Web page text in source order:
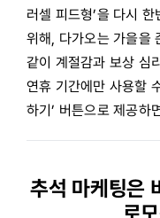
러셀 피드형’을 다시
위해, 다가오는 가을을
같이 계절감과 보상 심
연휴 기간에만 사용할
하기’ 버튼으로 제공하
추석 마케팅은
로